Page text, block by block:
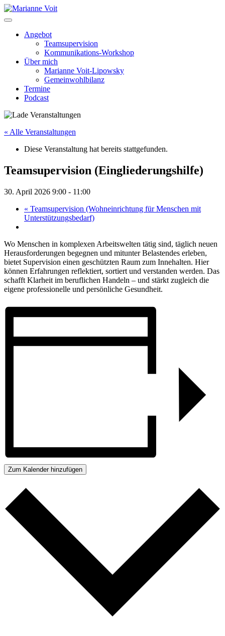
Skip
to
Angebot
Teamsupervision
Kommunikations-Workshop
Über mich
Marianne Voit-Lipowsky
Gemeinwohlbilanz
Termine
Podcast
« Alle Veranstaltungen
Diese Veranstaltung hat bereits stattgefunden.
Teamsupervision (Eingliederungshilfe)
30. April 2026 9:00 - 11:00
« Teamsupervision (Wohneinrichtung für Menschen mit
Unterstützungsbedarf)
Wo Menschen in komplexen Arbeitswelten tätig sind, täglich neuen
Herausforderungen begegnen und mitunter Belastendes erleben,
bietet Supervision einen geschützten Raum zum Innehalten. Hier
können Erfahrungen reflektiert, sortiert und verstanden werden. Das
schafft Klarheit im beruflichen Handeln – und stärkt zugleich die
eigene professionelle und persönliche Gesundheit.
Zum Kalender hinzufügen